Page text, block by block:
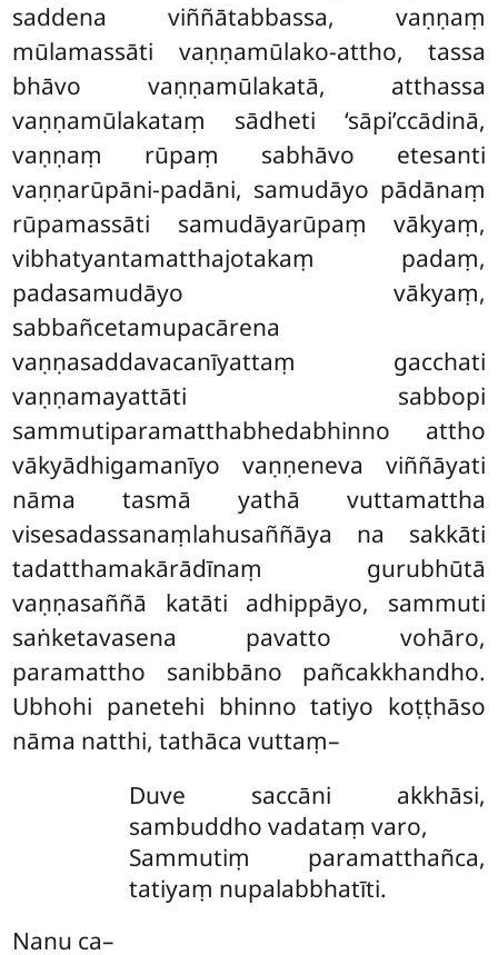
saddena viññātabbassa, vaṇṇaṃ
mūlamassāti vaṇṇamūlako-attho, tassa
bhāvo vaṇṇamūlakatā, atthassa
vaṇṇamūlakataṃ sādheti ‘sāpi’ccādinā,
vaṇṇaṃ rūpaṃ sabhāvo etesanti
vaṇṇarūpāni-padāni, samudāyo pādānaṃ
rūpamassāti samudāyarūpaṃ vākyaṃ,
vibhatyantamatthajotakaṃ padaṃ,
padasamudāyo vākyaṃ,
sabbañcetamupacārena
vaṇṇasaddavacanīyattaṃ gacchati
vaṇṇamayattāti sabbopi
sammutiparamatthabhedabhinno attho
vākyādhigamanīyo vaṇṇeneva viññāyati
nāma tasmā yathā vuttamattha
visesadassanaṃlahusaññāya na sakkāti
tadatthamakārādīnaṃ gurubhūtā
vaṇṇasaññā katāti adhippāyo, sammuti
saṅketavasena pavatto vohāro,
paramattho sanibbāno pañcakkhandho.
Ubhohi panetehi bhinno tatiyo koṭṭhāso
nāma natthi, tathāca vuttaṃ–
Duve saccāni akkhāsi,
sambuddho vadataṃ varo,
Sammutiṃ paramatthañca,
tatiyaṃ nupalabbhatīti.
Nanu ca–